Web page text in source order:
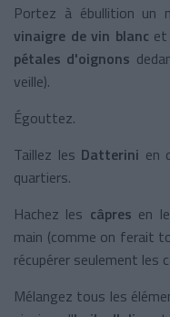
Portez à ébullition un
vinaigre de vin blanc
pétales d'oignons
veille).
Égouttez.
Taillez les Datterini en
quartiers.
Hachez les câpres en
main (comme on ferait
récupérer seulement les
Mélangez tous les